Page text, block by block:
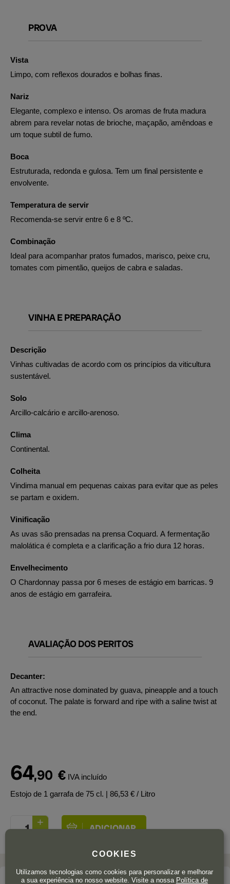
PROVA
Vista
Limpo, com reflexos dourados e bolhas finas.
Nariz
Elegante, complexo e intenso. Os aromas de fruta madura
abrem para revelar notas de brioche, maçapão, amêndoas e
um toque subtil de fumo.
Boca
Estruturada, redonda e gulosa. Tem um final persistente e
envolvente.
Temperatura de servir
Recomenda-se servir entre 6 e 8 ºC.
Combinação
Ideal para acompanhar pratos fumados, marisco, peixe cru,
tomates com pimentão, queijos de cabra e saladas.
VINHA E PREPARAÇÃO
Descrição
Vinhas cultivadas de acordo com os princípios da viticultura
sustentável.
Solo
Arcillo-calcário e arcillo-arenoso.
Clima
Continental.
Colheita
Vindima manual em pequenas caixas para evitar que as peles
se partam e oxidem.
Vinificação
As uvas são prensadas na prensa Coquard. A fermentação
malolática é completa e a clarificação a frio dura 12 horas.
Envelhecimento
O Chardonnay passa por 6 meses de estágio em barricas. 9
anos de estágio em garrafeira.
AVALIAÇÃO DOS PERITOS
Decanter:
An attractive nose dominated by guava, pineapple and a touch
of coconut. The palate is forward and ripe with a saline twist at
the end.
64,90 € IVA incluído
Estojo de 1 garrafa de 75 cl. | 86,53 € / Litro
COOKIES
Utilizamos tecnologias como cookies para personalizar e melhorar
a sua experiência no nosso website. Visite a nossa Política de